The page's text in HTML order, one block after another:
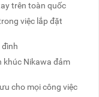
trên toàn quốc
việc lắp đặt
khúc Nikawa đảm
cho mọi công việc